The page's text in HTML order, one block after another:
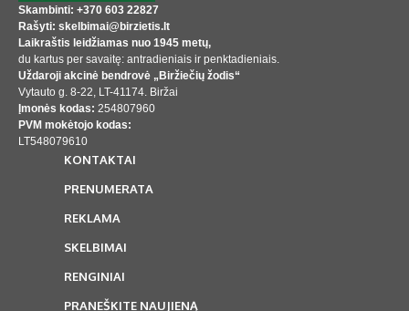
Skambinti: +370 603 22827
Rašyti: skelbimai@birzietis.lt
Laikraštis leidžiamas nuo 1945 metų,
du kartus per savaitę: antradieniais ir penktadieniais.
Uždaroji akcinė bendrovė „Biržiečių žodis“
Vytauto g. 8-22, LT-41174. Biržai
Įmonės kodas: 254807960
PVM mokėtojo kodas:
LT548079610
KONTAKTAI
PRENUMERATA
REKLAMA
SKELBIMAI
RENGINIAI
PRANEŠKITE NAUJIENĄ